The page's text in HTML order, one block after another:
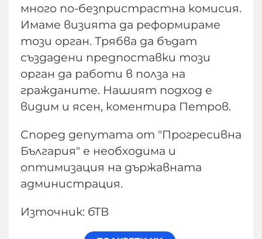
много по-безпристрастна комисия.
Имаме визията да реформираме
този орган. Трябва да бъдат
създадени предпоставки този
орган да работи в полза на
гражданите. Нашият подход е
видим и ясен, коментира Петров.
Според депутата от "Прогресивна
България" е необходима и
оптимизация на държавната
администрация.
Източник: бТВ